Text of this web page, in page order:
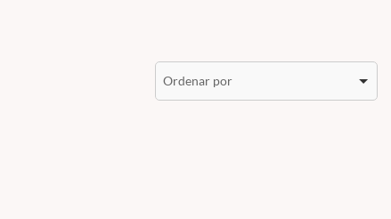
Ordenar por